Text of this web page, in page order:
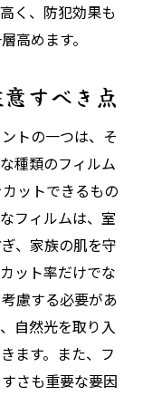
く、防犯効果も
高めます。
すべき点
トの一つは、そ
種類のフィルム
ットできるもの
フィルムは、室
、家族の肌を守
ット率だけでな
慮する必要があ
自然光を取り入
ます。また、フ
さも重要な要因